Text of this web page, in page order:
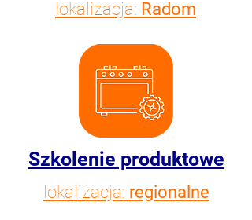
lokalizacja: Radom
Szkolenie produktowe
lokalizacja: regionalne